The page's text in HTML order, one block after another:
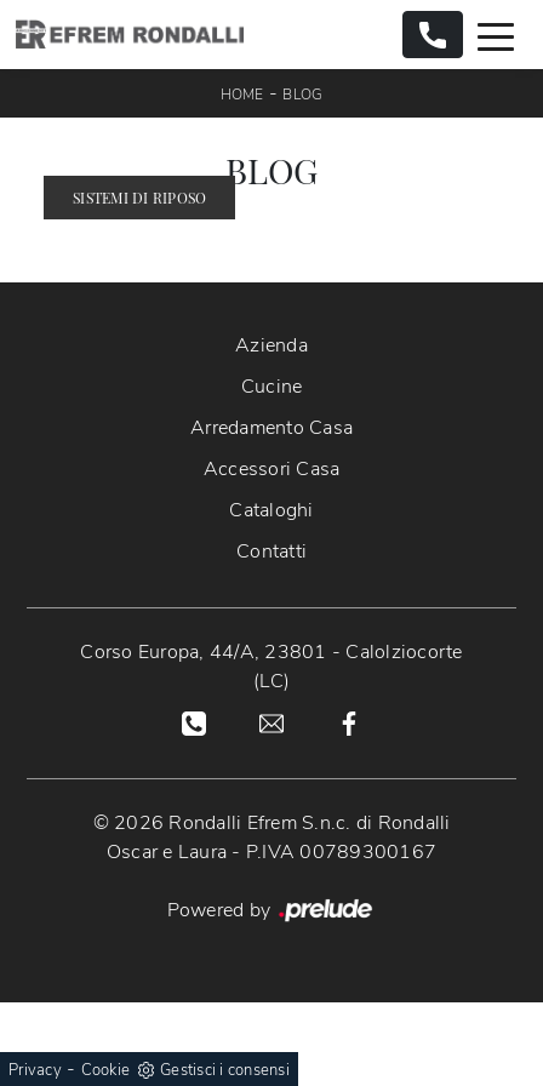
Privacy- Cookie Gestisci i consensi
HOME - BLOG
BLOG
SISTEMI DI RIPOSO
Azienda
Cucine
Arredamento Casa
Accessori Casa
Cataloghi
Contatti
Corso Europa, 44/A, 23801 - Calolziocorte
(LC)
© 2026 Rondalli Efrem S.n.c. di Rondalli
Oscar e Laura - P.IVA 00789300167
Powered by